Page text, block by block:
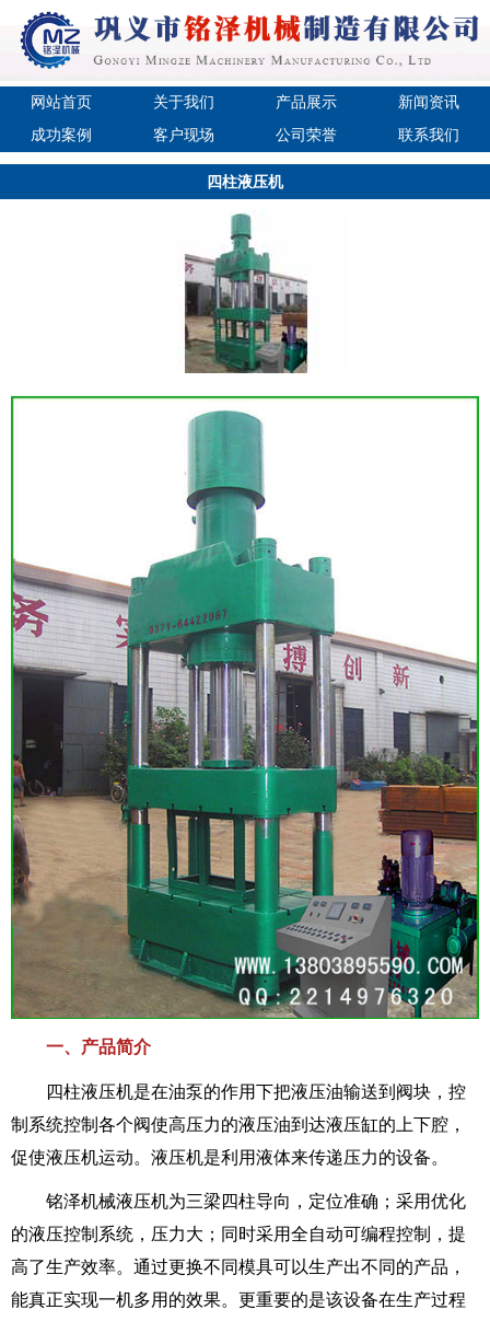
网站首页 关于我们 产品展示
新闻资讯
成功案例
客户现场 公司荣誉 联系我们
四柱液压机
一、产品简介
四柱液压机是在油泵的作用下把液压油输送到阀块，控
制系统控制各个阀使高压力的液压油到达液压缸的上下腔，
促使液压机运动。液压机是利用液体来传递压力的设备。
铭泽机械液压机为三梁四柱导向，定位准确；采用优化
的液压控制系统，压力大；同时采用全自动可编程控制，提
高了生产效率。通过更换不同模具可以生产出不同的产品，
能真正实现一机多用的效果。更重要的是该设备在生产过程